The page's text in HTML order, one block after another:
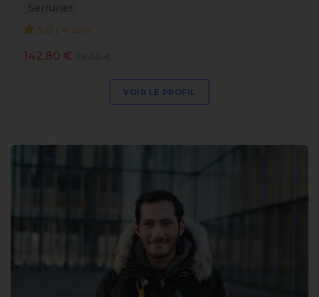
Serrurier
5.0 | 4 avis
142,80 €
VOIR LE PROFIL